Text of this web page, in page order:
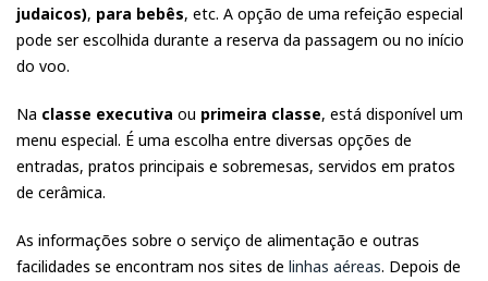
judaicos), para bebês, etc. A opção de uma refeição especial
pode ser escolhida durante a reserva da passagem ou no início
do voo.
Na classe executiva ou primeira classe, está disponível um
menu especial. É uma escolha entre diversas opções de
entradas, pratos principais e sobremesas, servidos em pratos
de cerâmica.
As informações sobre o serviço de alimentação e outras
facilidades se encontram nos sites de linhas aéreas. Depois de